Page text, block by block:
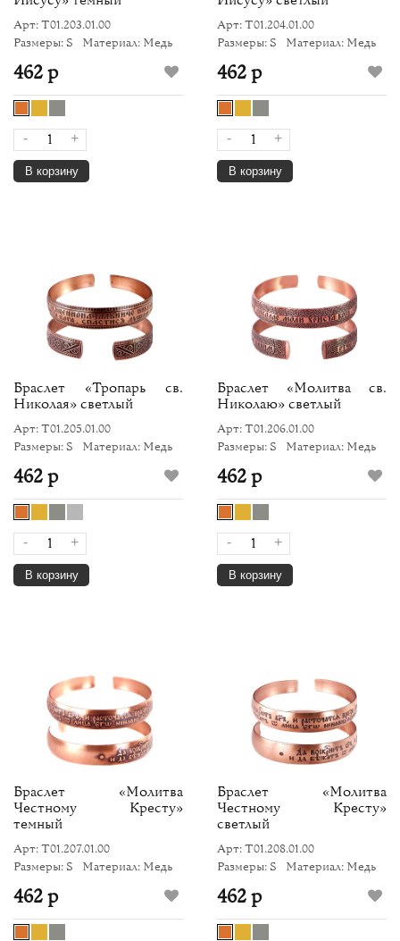
Арт: Т01.203.01.00
Размеры: S
Материал: Медь
462 р
- +
В корзину
Арт: Т01.204.01.00
Размеры: S
Материал: Медь
462 р
- +
В корзину
Браслет «Тропарь св.
Николая» светлый
Арт: Т01.205.01.00
Размеры: S
Материал: Медь
462 р
- +
В корзину
Браслет «Молитва св.
Николаю» светлый
Арт: Т01.206.01.00
Размеры: S
Материал: Медь
462 р
- +
В корзину
Браслет «Молитва
Честному Кресту»
темный
Арт: Т01.207.01.00
Размеры: S
Материал: Медь
462 р
Браслет «Молитва
Честному Кресту»
светлый
Арт: Т01.208.01.00
Размеры: S
Материал: Медь
462 р